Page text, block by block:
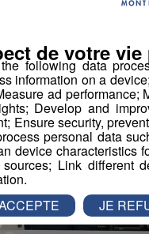
following data
information on a
ad performance;
Develop and
Ensure security,
personal data
device characteristics
Link different
de votre
JE